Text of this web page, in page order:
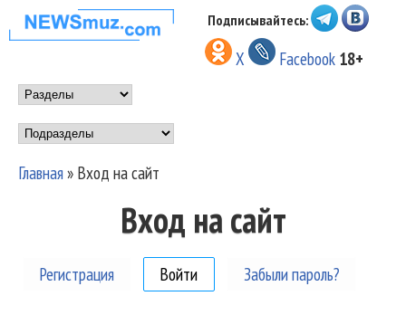
Перейти к основному
содержанию
НОВОСТИ
МУЗЫКИ И
ШОУ БИЗНЕСА
NEWSMUZ.COM
Подписывайтесь:
X Facebook 18+
Main menu
Подразделы
Вы здесь
Главная» Вход на сайт
Вход на сайт
Регистрация Войти (активная вкладка)
Забыли пароль?